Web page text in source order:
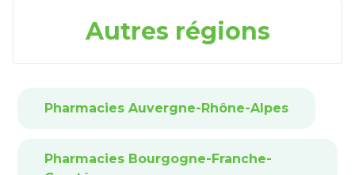
Autres régions
Pharmacies Auvergne-Rhône-Alpes
Pharmacies Bourgogne-Franche-